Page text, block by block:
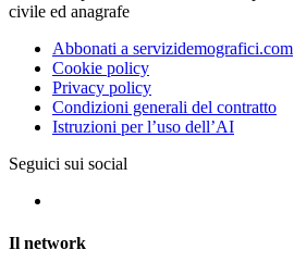
civile ed anagrafe
Abbonati a servizidemografici.com
Cookie policy
Privacy policy
Condizioni generali del contratto
Istruzioni per l’uso dell’AI
Seguici sui social
Il network